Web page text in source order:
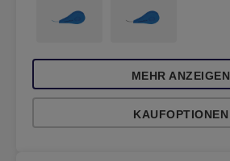
MEHR ANZEIGEN
KAUFOPTIONEN